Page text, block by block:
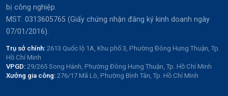
bị công nghiệp.
MST: 0313605765 (Giấy chứng nhận đăng ký kinh doanh ngày
07/01/2016).
Trụ sở chính: 2613 Quốc lộ 1A, Khu phố 3, Phường Đông Hưng Thuận, Tp.
Hồ Chí Minh
VPGD: 29/265 Song Hành, Phường Đông Hưng Thuận, Tp. Hồ Chí Minh
Xưởng gia công: 276/17 Mã Lò, Phường Bình Tân, Tp. Hồ Chí Minh